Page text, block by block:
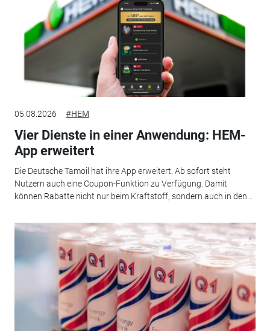
05.08.2026 #HEM
Vier Dienste in einer Anwendung: HEM-
App erweitert
Die Deutsche Tamoil hat ihre App erweitert. Ab sofort steht
Nutzern auch eine Coupon-Funktion zu Verfügung. Damit
können Rabatte nicht nur beim Kraftstoff, sondern auch in den...